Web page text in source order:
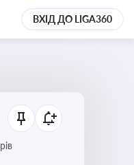
ВХІД ДО LIGA360